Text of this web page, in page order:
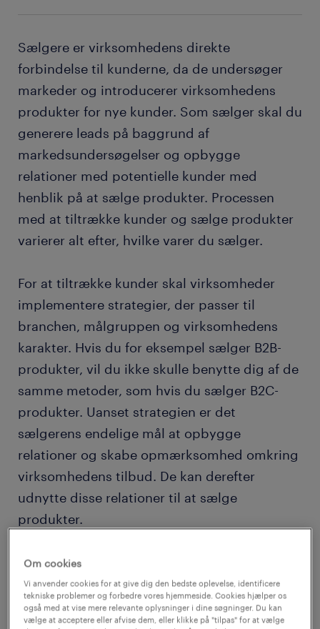
Sælgere er virksomhedens direkte
forbindelse til kunderne, da de undersøger
markeder og introducerer virksomhedens
produkter for nye kunder. Som sælger skal du
generere leads på baggrund af
markedsundersøgelser og opbygge
relationer med potentielle kunder med
henblik på at sælge produkter. Processen
med at tiltrække kunder og sælge produkter
varierer alt efter, hvilke varer du sælger.
For at tiltrække kunder skal virksomheder
implementere strategier, der passer til
branchen, målgruppen og virksomhedens
karakter. Hvis du for eksempel sælger B2B-
produkter, vil du ikke skulle benytte dig af de
samme metoder, som hvis du sælger B2C-
produkter. Uanset strategien er det
sælgerens endelige mål at opbygge
relationer og skabe opmærksomhed omkring
virksomhedens tilbud. De kan derefter
udnytte disse relationer til at sælge
produkter.
hvad laver en sælger?
Der findes sælgere i stort set alle tænkelige
brancher, og variationen af produkter der
Om cookies
Vi anvender cookies for at give dig den bedste oplevelse, identificere
tekniske problemer og forbedre vores hjemmeside. Cookies hjælper os
også med at vise mere relevante oplysninger i dine søgninger. Du kan
vælge at acceptere eller afvise dem, eller klikke på "tilpas" for at vælge